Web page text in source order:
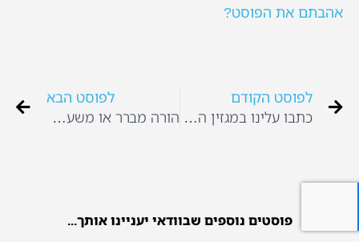
אהבתם את הפוסט?
לפוסט הקודם
כתבו עלינו במגזין השנתי של דה מרקר
לפוסט הבא
הורה מברר או משער – מה ההבדל?
פוסטים נוספים שבוודאי יעניינו אותך...